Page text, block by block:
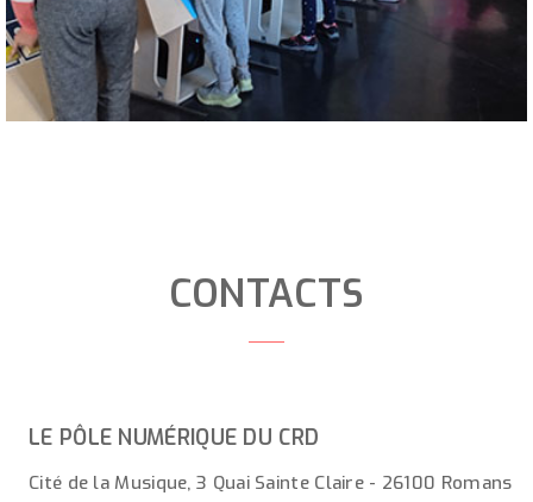
CONTACTS
LE PÔLE NUMÉRIQUE DU CRD
Cité de la Musique, 3 Quai Sainte Claire - 26100 Romans